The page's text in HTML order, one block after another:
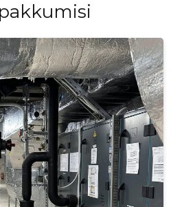
ja hügieeninõuetele.
eri tüüpi hoonetele ja